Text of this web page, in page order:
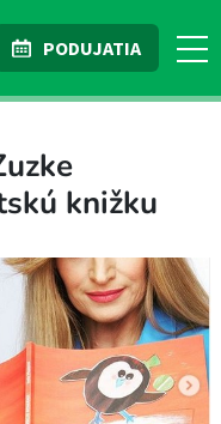
PODUJATIA
knižku